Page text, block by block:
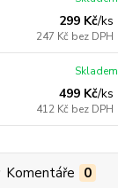
299 Kč/ks
247 Kč bez DPH
499 Kč/ks
412 Kč bez DPH
Skladem
Komentáře 0